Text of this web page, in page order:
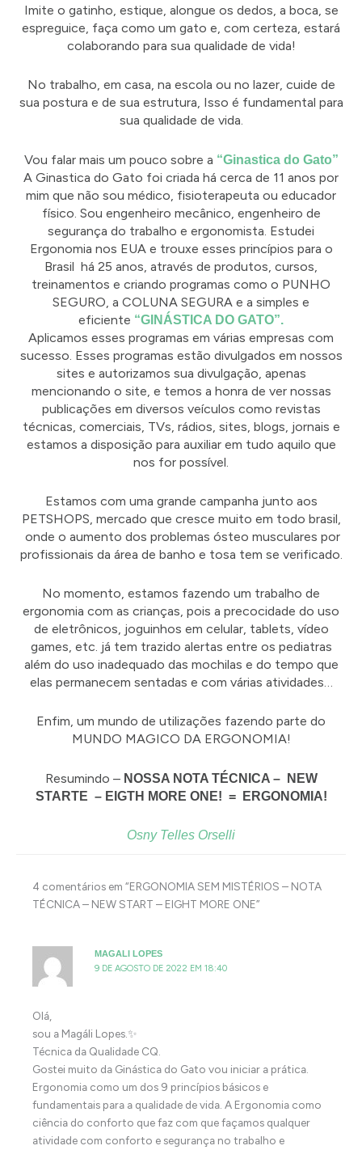
Imite o gatinho, estique, alongue os dedos, a boca, se
espreguice, faça como um gato e, com certeza, estará
colaborando para sua qualidade de vida!
No trabalho, em casa, na escola ou no lazer, cuide de
sua postura e de sua estrutura, Isso é fundamental para
sua qualidade de vida.
Vou falar mais um pouco sobre a “Ginastica do Gato”
A Ginastica do Gato foi criada há cerca de 11 anos por
mim que não sou médico, fisioterapeuta ou educador
físico. Sou engenheiro mecânico, engenheiro de
segurança do trabalho e ergonomista. Estudei
Ergonomia nos EUA e trouxe esses princípios para o
Brasil há 25 anos, através de produtos, cursos,
treinamentos e criando programas como o PUNHO
SEGURO, a COLUNA SEGURA e a simples e
eficiente “GINÁSTICA DO GATO”.
Aplicamos esses programas em várias empresas com
sucesso. Esses programas estão divulgados em nossos
sites e autorizamos sua divulgação, apenas
mencionando o site, e temos a honra de ver nossas
publicações em diversos veículos como revistas
técnicas, comerciais, TVs, rádios, sites, blogs, jornais e
estamos a disposição para auxiliar em tudo aquilo que
nos for possível.
Estamos com uma grande campanha junto aos
PETSHOPS, mercado que cresce muito em todo brasil,
onde o aumento dos problemas ósteo musculares por
profissionais da área de banho e tosa tem se verificado.
No momento, estamos fazendo um trabalho de
ergonomia com as crianças, pois a precocidade do uso
de eletrônicos, joguinhos em celular, tablets, vídeo
games, etc. já tem trazido alertas entre os pediatras
além do uso inadequado das mochilas e do tempo que
elas permanecem sentadas e com várias atividades…
Enfim, um mundo de utilizações fazendo parte do
MUNDO MAGICO DA ERGONOMIA!
Resumindo – NOSSA NOTA TÉCNICA – NEW
STARTE – EIGTH MORE ONE! = ERGONOMIA!
Osny Telles Orselli
4 comentários em “ERGONOMIA SEM MISTÉRIOS – NOTA
TÉCNICA – NEW START – EIGHT MORE ONE”
MAGALI LOPES
9 DE AGOSTO DE 2022 EM 18:40
Olá,
sou a Magáli Lopes.✨
Técnica da Qualidade CQ.
Gostei muito da Ginástica do Gato vou iniciar a prática.
Ergonomia como um dos 9 princípios básicos e
fundamentais para a qualidade de vida. A Ergonomia como
ciência do conforto que faz com que façamos qualquer
atividade com conforto e segurança no trabalho e